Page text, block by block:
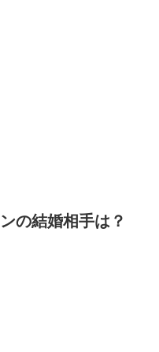
の結婚相手は？